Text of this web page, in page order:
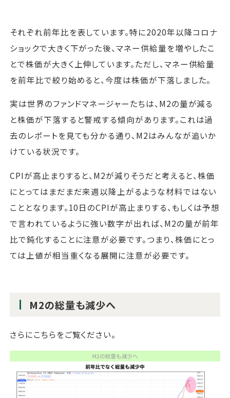
それぞれ前年比を表しています。特に2020年以降コロナ
ショックで大きく下がった後、マネー供給量を増やしたこ
とで株価が大きく上伸しています。ただし、マネー供給量
を前年比で絞り始めると、今度は株価が下落しました。
実は世界のファンドマネージャーたちは、M2の量が減る
と株価が下落すると警戒する傾向があります。これは過
去のレポートを見ても分かる通り、M2はみんなが追いか
けている状況です。
CPIが高止まりすると、M2が減りそうだと考えると、株価
にとってはまだまだ来週以降上がるような材料ではない
こととなります。10日のCPIが高止まりする、もしくは予想
で言われているように強い数字が出れば、M2の量が前年
比で鈍化することに注意が必要です。つまり、株価にとっ
ては上値が相当重くなる展開に注意が必要です。
M2の総量も減少へ
さらにこちらをご覧ください。